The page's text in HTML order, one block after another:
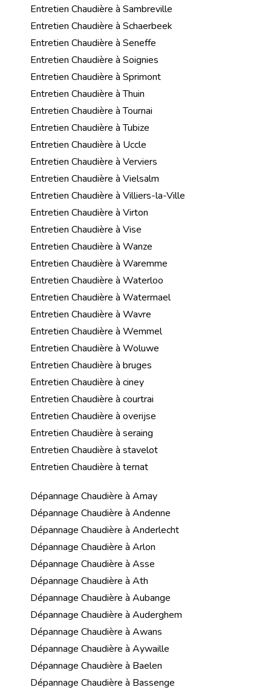
Entretien Chaudière à Sambreville
Entretien Chaudière à Schaerbeek
Entretien Chaudière à Seneffe
Entretien Chaudière à Soignies
Entretien Chaudière à Sprimont
Entretien Chaudière à Thuin
Entretien Chaudière à Tournai
Entretien Chaudière à Tubize
Entretien Chaudière à Uccle
Entretien Chaudière à Verviers
Entretien Chaudière à Vielsalm
Entretien Chaudière à Villiers-la-Ville
Entretien Chaudière à Virton
Entretien Chaudière à Vise
Entretien Chaudière à Wanze
Entretien Chaudière à Waremme
Entretien Chaudière à Waterloo
Entretien Chaudière à Watermael
Entretien Chaudière à Wavre
Entretien Chaudière à Wemmel
Entretien Chaudière à Woluwe
Entretien Chaudière à bruges
Entretien Chaudière à ciney
Entretien Chaudière à courtrai
Entretien Chaudière à overijse
Entretien Chaudière à seraing
Entretien Chaudière à stavelot
Entretien Chaudière à ternat
Dépannage Chaudière à Amay
Dépannage Chaudière à Andenne
Dépannage Chaudière à Anderlecht
Dépannage Chaudière à Arlon
Dépannage Chaudière à Asse
Dépannage Chaudière à Ath
Dépannage Chaudière à Aubange
Dépannage Chaudière à Auderghem
Dépannage Chaudière à Awans
Dépannage Chaudière à Aywaille
Dépannage Chaudière à Baelen
Dépannage Chaudière à Bassenge